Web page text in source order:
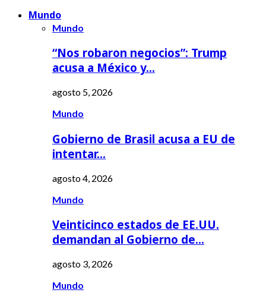
Mundo
Mundo
“Nos robaron negocios”: Trump
acusa a México y…
agosto 5, 2026
Mundo
Gobierno de Brasil acusa a EU de
intentar…
agosto 4, 2026
Mundo
Veinticinco estados de EE.UU.
demandan al Gobierno de…
agosto 3, 2026
Mundo